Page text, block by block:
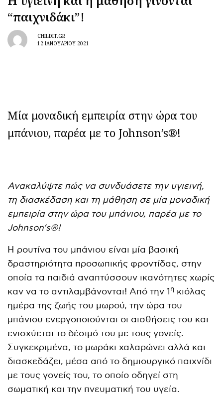
“παιχνιδάκι”!
CHILDIT.GR
12 ΙΑΝΟΥΑΡΊΟΥ 2021
Mία μοναδική εμπειρία στην ώρα του
μπάνιου, παρέα με το Johnson’s®!
Ανακαλύψτε πώς να συνδυάσετε την υγιεινή,
τη διασκέδαση και τη μάθηση σε μία μοναδική
εμπειρία στην ώρα του μπάνιου, παρέα με το
Johnson‘s®!
Η ρουτίνα του μπάνιου είναι μία βασική
δραστηριότητα προσωπικής φροντίδας, στην
οποία τα παιδιά αναπτύσσουν ικανότητες χωρίς
καν να το αντιλαμβάνονται! Από την 1 η κιόλας
ημέρα της ζωής του μωρού, την ώρα του
μπάνιου ενεργοποιούνται οι αισθήσεις του και
ενισχύεται το δέσιμό του με τους γονείς.
Συγκεκριμένα, το μωράκι χαλαρώνει αλλά και
διασκεδάζει, μέσα από το δημιουργικό παιχνίδι
με τους γονείς του, το οποίο οδηγεί στη
σωματική και την πνευματική του υγεία.